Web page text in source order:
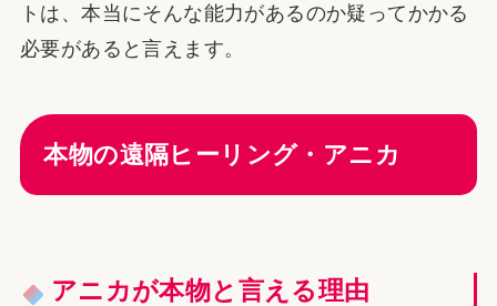
トは、本当にそんな能力があるのか疑ってかかる
必要があると言えます。
本物の遠隔ヒーリング・アニカ
アニカが本物と言える理由